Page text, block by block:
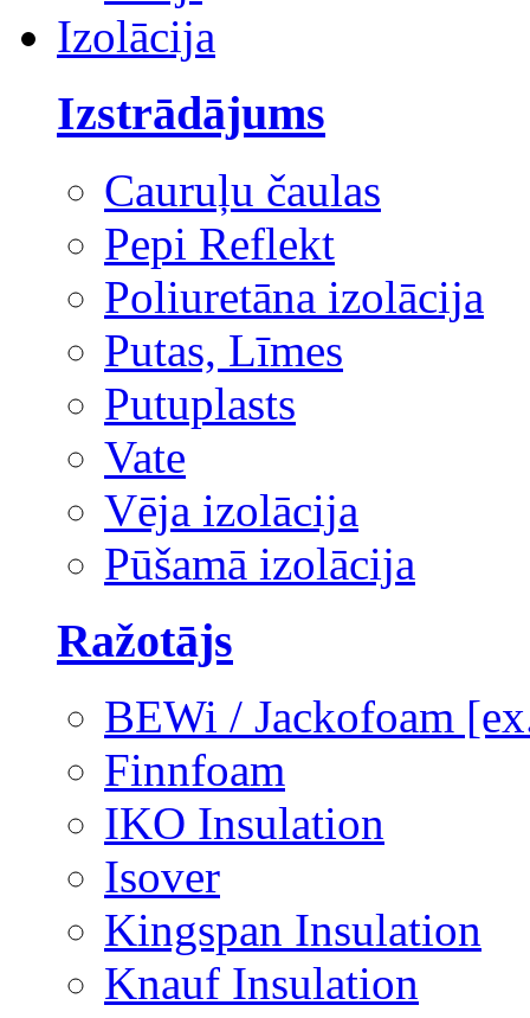
Izolācija
Izstrādājums
Cauruļu čaulas
Pepi Reflekt
Poliuretāna izolācija
Putas, Līmes
Putuplasts
Vate
Vēja izolācija
Pūšamā izolācija
Ražotājs
BEWi / Jackofoam
Finnfoam
IKO Insulation
Isover
Kingspan Insulation
Knauf Insulation